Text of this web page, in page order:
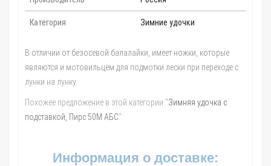
Категория Зимние удочки
В отличии от безосевой балалайки, имеет ножки, которые
являются и мотовильцем для подмотки лески при переходе с
лунки на лунку.
Похожее предложение в этой категории "Зимняя удочка с
подставкой, Пирс 50М АБС".
Информация о доставке: